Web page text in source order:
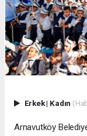
Erkek| Kadın
Arnavutköy